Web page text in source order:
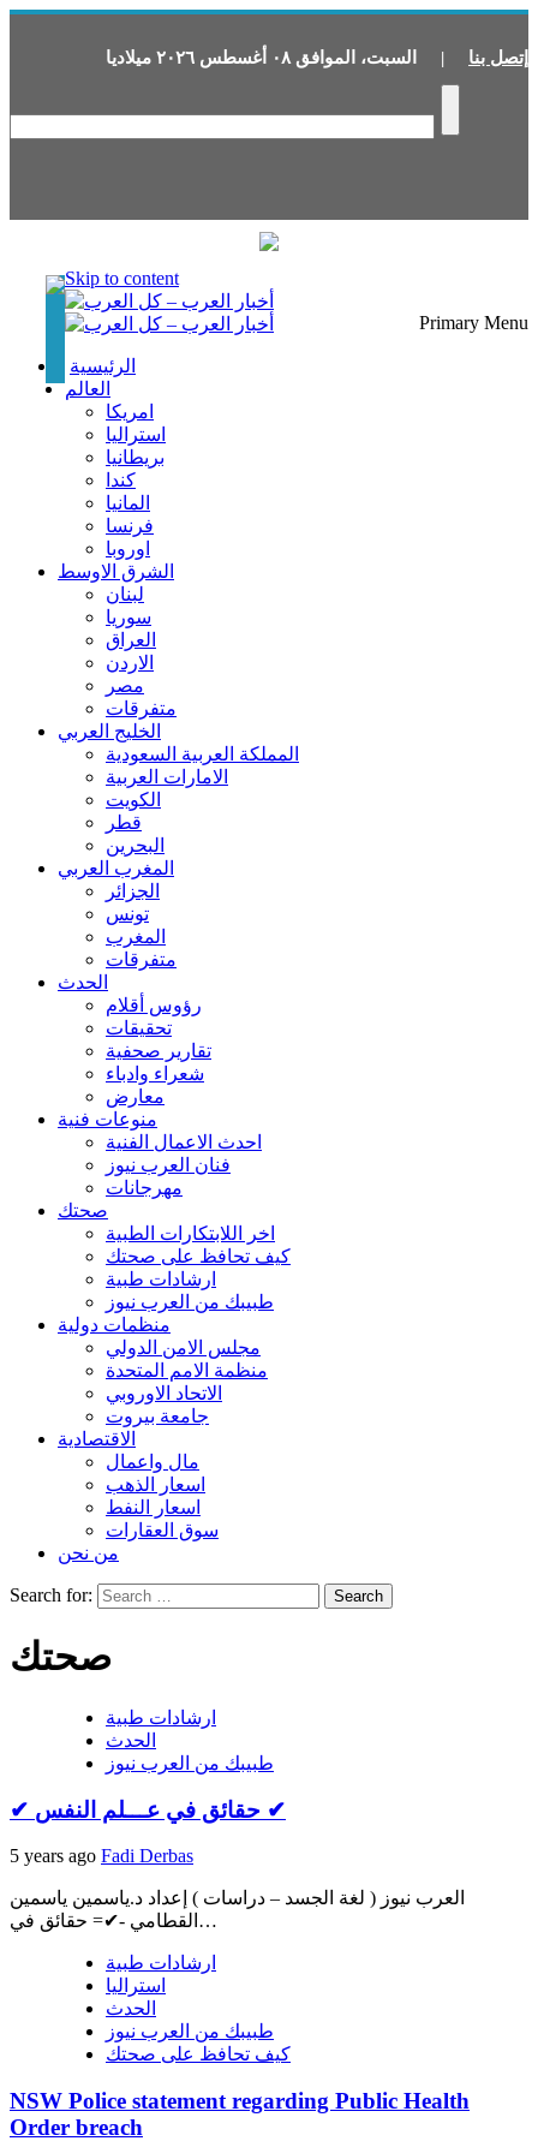
إتصل بنا | السبت، الموافق ٠٨ أغسطس ٢٠٢٦ ميلاديا
Skip to content
Primary Menu
الرئيسية
العالم
امريكا
استراليا
بريطانيا
كندا
المانيا
فرنسا
اوروبا
الشرق الاوسط
لبنان
سوريا
العراق
الاردن
مصر
متفرقات
الخليج العربي
المملكة العربية السعودية
الامارات العربية
الكويت
قطر
البحرين
المغرب العربي
الجزائر
تونس
المغرب
متفرقات
الحدث
رؤوس أقلام
تحقيقات
تقارير صحفية
شعراء وادباء
معارض
منوعات فنية
احدث الاعمال الفنية
فنان العرب نيوز
مهرجانات
صحتك
اخر اللابتكارات الطبية
كيف تحافظ على صحتك
ارشادات طبية
طبيبك من العرب نيوز
منظمات دولية
مجلس الامن الدولي
منظمة الامم المتحدة
الاتحاد الاوروبي
جامعة بيروت
الاقتصادية
مال واعمال
اسعار الذهب
اسعار النفط
سوق العقارات
من نحن
Search for:
صحتك
ارشادات طبية
الحدث
طبيبك من العرب نيوز
✔ حقائق في عـــلم النفس ✔
5 years ago Fadi Derbas
العرب نيوز ( لغة الجسد – دراسات ) إعداد د.ياسمين ياسمين
القطامي -✔= حقائق في…
ارشادات طبية
استراليا
الحدث
طبيبك من العرب نيوز
كيف تحافظ على صحتك
NSW Police statement regarding Public Health
Order breach